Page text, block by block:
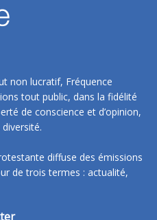
non lucratif, Fréquence
tout public, dans la fidélité
de conscience et d’opinion,
diffuse des émissions
de trois termes : actualité,